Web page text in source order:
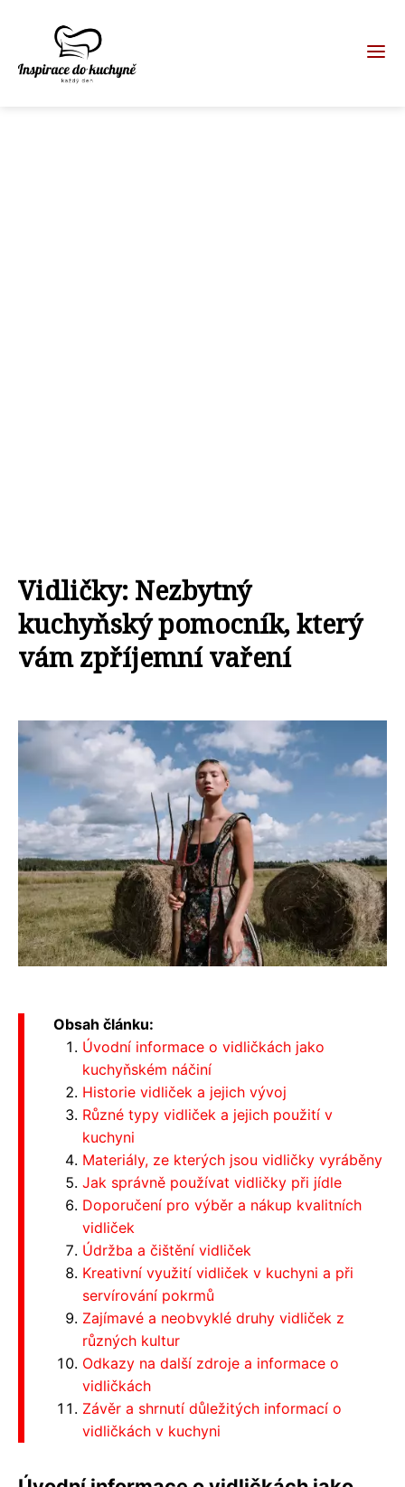
Vidličky: Nezbytný
kuchyňský pomocník, který
vám zpříjemní vaření
Obsah článku:
Úvodní informace o vidličkách jako
kuchyňském náčiní
Historie vidliček a jejich vývoj
Různé typy vidliček a jejich použití v
kuchyni
Materiály, ze kterých jsou vidličky vyráběny
Jak správně používat vidličky při jídle
Doporučení pro výběr a nákup kvalitních
vidliček
Údržba a čištění vidliček
Kreativní využití vidliček v kuchyni a při
servírování pokrmů
Zajímavé a neobvyklé druhy vidliček z
různých kultur
Odkazy na další zdroje a informace o
vidličkách
Závěr a shrnutí důležitých informací o
vidličkách v kuchyni